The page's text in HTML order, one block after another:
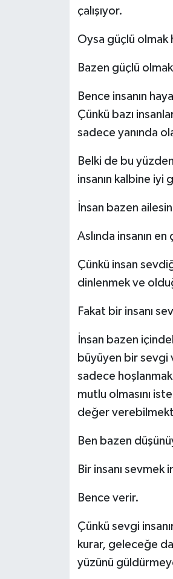
çalışıyor.
Oysa güçlü olmak
Bazen güçlü
Bence insanın
Çünkü bazı
sadece yanında
Belki de bu
insanın kalbine iyi
İnsan bazen
Aslında insanın
Çünkü insan
dinlenmek ve
Fakat bir insanı
İnsan bazen
büyüyen bir sevgi
sadece
mutlu olmasını
değer
Ben bazen
Bir insanı sevmek
Bence verir.
Çünkü sevgi
kurar, geleceğe
yüzünü